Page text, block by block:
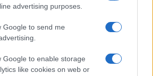
advertising purposes.
Google to send me
Google to enable storage
like cookies on web or